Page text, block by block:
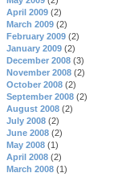
April 2009 (2)
March 2009 (2)
February 2009 (2)
January 2009 (2)
December 2008 (3)
November 2008 (2)
October 2008 (2)
September 2008 (2)
August 2008 (2)
July 2008 (2)
June 2008 (2)
May 2008 (1)
April 2008 (2)
March 2008 (1)